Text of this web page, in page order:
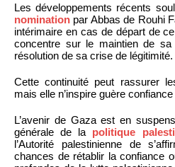
Les développements récents
nomination par Abbas de Rouhi
intérimaire en cas de départ de
concentre sur le maintien de
résolution de sa crise de légitimité.
Cette continuité peut rassurer
mais elle n’inspire guère
L’avenir de Gaza est en
générale de la politique
l’Autorité palestinienne de
chances de rétablir la confiance